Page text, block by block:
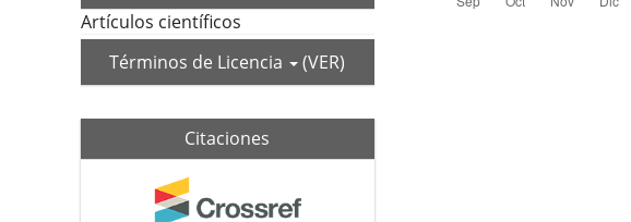
Artículos científicos
Términos de Licencia
(VER)
Citaciones